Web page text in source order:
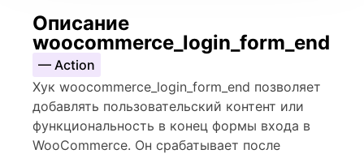
Описание
woocommerce_login_form_end
— Action
Хук woocommerce_login_form_end позволяет
добавлять пользовательский контент или
функциональность в конец формы входа в
WooCommerce. Он срабатывает после